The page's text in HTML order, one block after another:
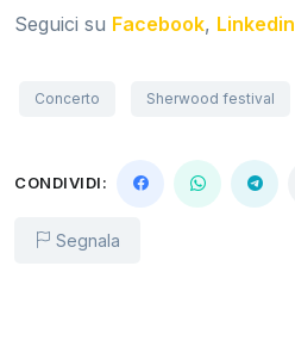
Seguici su Facebook, Linkedin
Concerto Sherwood festival
CONDIVIDI:
Segnala